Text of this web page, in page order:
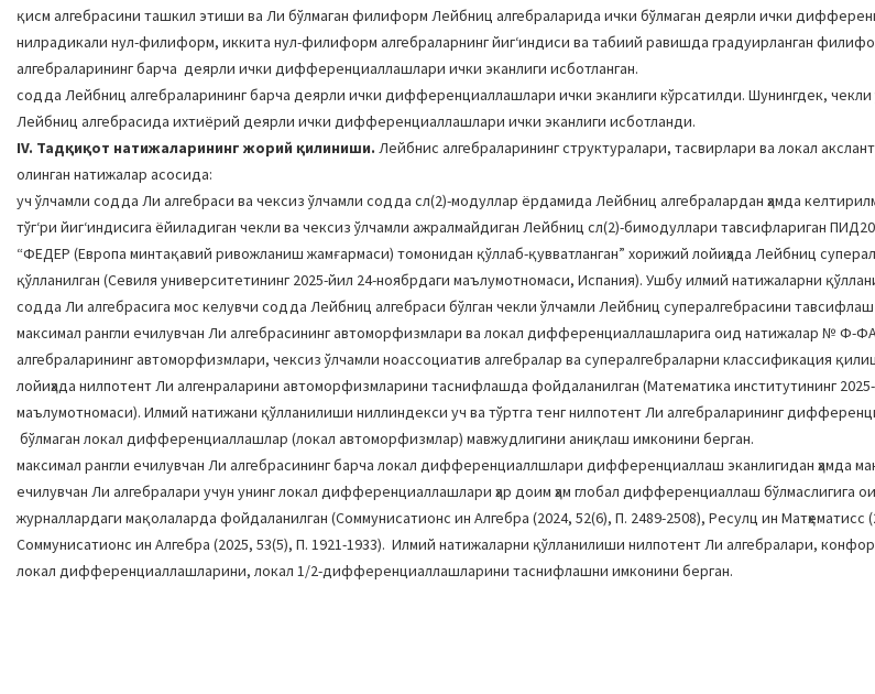
қисм алгебрасини ташкил этиши ва Ли бўлмаган филиформ Лейбниц алгебраларида ички бўлмаган деярли ички
нилрадикали нул-филиформ, иккита нул-филиформ алгебраларнинг йигʻиндиси ва табиий равишда градуирланган
алгебраларининг барча деярли ички дифференциаллашлари ички эканлиги исботланган.
содда Лейбниц алгебраларининг барча деярли ички дифференциаллашлари ички эканлиги кўрсатилди. Шунингдек,
Лейбниц алгебрасида ихтиёрий деярли ички дифференциаллашлари ички эканлиги исботланди.
IV. Тадқиқот натижаларининг жорий қилиниши. Лейбнис алгебраларининг структуралари, тасвирлари ва локал
олинган натижалар асосида:
уч ўлчамли содда Ли алгебраси ва чексиз ўлчамли содда сл(2)-модуллар ёрдамида Лейбниц алгебралардан ҳамда
тўгʻри йигʻиндисига ёйиладиган чекли ва чексиз ўлчамли ажралмайдиган Лейбниц сл(2)-бимодуллари тавсифлариган
“ФЕДЕР (Европа минтақавий ривожланиш жамғармаси) томонидан қўллаб-қувватланган” хорижий лойиҳада Лейбниц
қўлланилган (Севиля университетининг 2025-йил 24-ноябрдаги маълумотномаси, Испания). Ушбу илмий натижаларни
содда Ли алгебрасига мос келувчи содда Лейбниц алгебраси бўлган чекли ўлчамли Лейбниц супералгебрасини
максимал рангли ечилувчан Ли алгебрасининг автоморфизмлари ва локал дифференциаллашларига оид натижалар № Ф-
алгебраларининг автоморфизмлари, чексиз ўлчамли ноассоциатив алгебралар ва супералгебраларни классификация
лойиҳада нилпотент Ли алгенраларини автоморфизмларини таснифлашда фойдаланилган (Математика институтининг
маълумотномаси). Илмий натижани қўлланилиши ниллиндекси уч ва тўртга тенг нилпотент Ли алгебраларининг
бўлмаган локал дифференциаллашлар (локал автоморфизмлар) мавжудлигини аниқлаш имконини берган.
максимал рангли ечилувчан Ли алгебрасининг барча локал дифференциаллшлари дифференциаллаш эканлигидан ҳамда
ечилувчан Ли алгебралари учун унинг локал дифференциаллашлари ҳар доим ҳам глобал дифференциаллаш бўлмаслигига
журналлардаги мақолаларда фойдаланилган (Cоммуниcатионс ин Алгебра (2024, 52(6), П. 2489-2508), Ресулц ин Матҳематиcс
Cоммуниcатионс ин Алгебра (2025, 53(5), П. 1921-1933). Илмий натижаларни қўлланилиши нилпотент Ли алгебралари,
локал дифференциаллашларини, локал 1/2-дифференциаллашларини таснифлашни имконини берган.